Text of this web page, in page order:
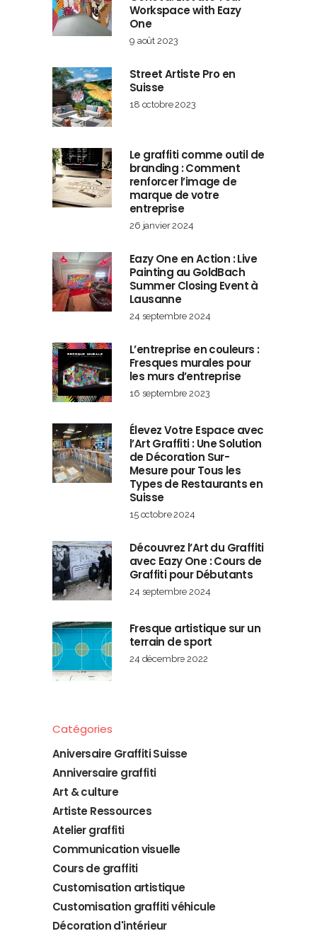
Workspace with Eazy
One
9 août 2023
Street Artiste Pro en
Suisse
18 octobre 2023
Le graffiti comme outil de
branding : Comment
renforcer l’image de
marque de votre
entreprise
26 janvier 2024
Eazy One en Action : Live
Painting au GoldBach
Summer Closing Event à
Lausanne
24 septembre 2024
L’entreprise en couleurs :
Fresques murales pour
les murs d’entreprise
16 septembre 2023
Élevez Votre Espace avec
l’Art Graffiti : Une Solution
de Décoration Sur-
Mesure pour Tous les
Types de Restaurants en
Suisse
15 octobre 2024
Découvrez l’Art du Graffiti
avec Eazy One : Cours de
Graffiti pour Débutants
24 septembre 2024
Fresque artistique sur un
terrain de sport
24 décembre 2022
Catégories
Aniversaire Graffiti Suisse
Anniversaire graffiti
Art & culture
Artiste Ressources
Atelier graffiti
Communication visuelle
Cours de graffiti
Customisation artistique
Customisation graffiti véhicule
Décoration d'intérieur